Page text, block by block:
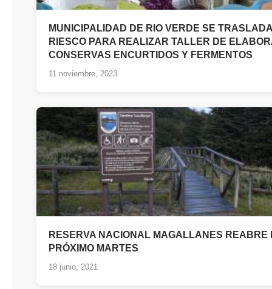
MUNICIPALIDAD DE RIO VERDE SE
RIESCO PARA REALIZAR TALLER DE
CONSERVAS ENCURTIDOS Y FERMENTOS
11 noviembre, 2023
RESERVA NACIONAL MAGALLANES REABRE
PRÓXIMO MARTES
18 junio, 2021